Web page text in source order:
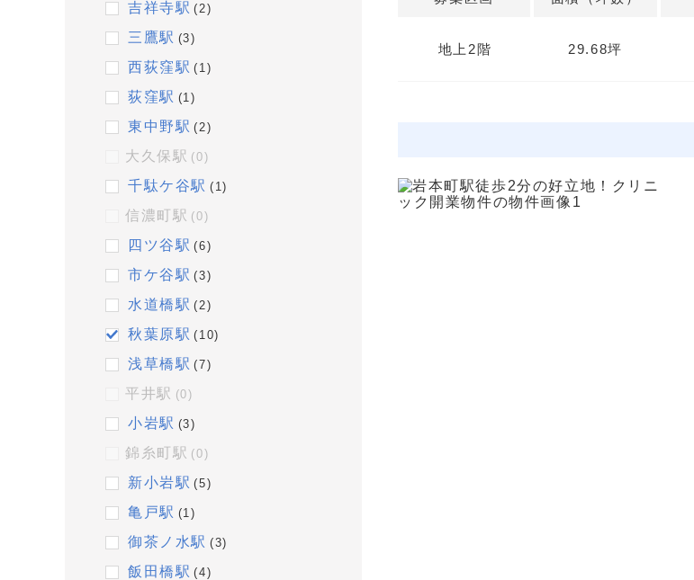
吉祥寺駅 (2)
三鷹駅 (3)
西荻窪駅 (1)
荻窪駅 (1)
東中野駅 (2)
大久保駅 (0)
千駄ケ谷駅 (1)
信濃町駅 (0)
四ツ谷駅 (6)
市ケ谷駅 (3)
水道橋駅 (2)
秋葉原駅 (10)
浅草橋駅 (7)
平井駅 (0)
小岩駅 (3)
錦糸町駅 (0)
新小岩駅 (5)
亀戸駅 (1)
御茶ノ水駅 (3)
飯田橋駅 (4)
地上2階 29.68坪